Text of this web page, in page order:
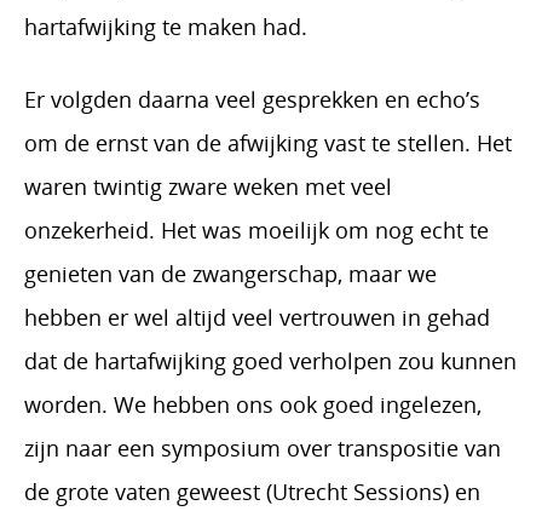
hartafwijking te maken had.
Er volgden daarna veel gesprekken en echo’s
om de ernst van de afwijking vast te stellen. Het
waren twintig zware weken met veel
onzekerheid. Het was moeilijk om nog echt te
genieten van de zwangerschap, maar we
hebben er wel altijd veel vertrouwen in gehad
dat de hartafwijking goed verholpen zou kunnen
worden. We hebben ons ook goed ingelezen,
zijn naar een symposium over transpositie van
de grote vaten geweest (Utrecht Sessions) en